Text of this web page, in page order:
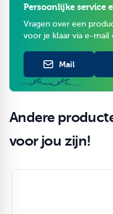
Persoonlijke service
Vragen over een
voor je klaar via e-mail
Mail
Andere
voor jou zijn!
Navigeren door de
Druk om carrousel
Druk op om naar